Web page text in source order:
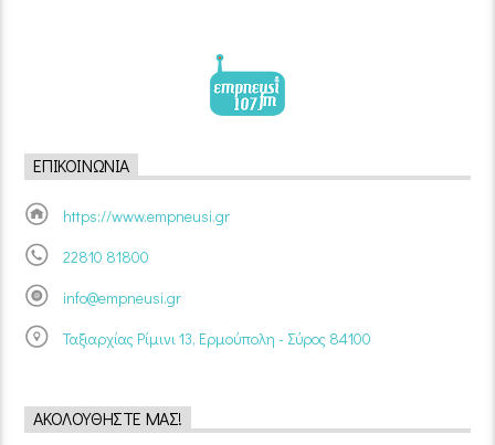
ΕΠΙΚΟΙΝΩΝΊΑ
https://www.empneusi.gr
22810 81800
info@empneusi.gr
Ταξιαρχίας Ρίμινι 13, Ερμούπολη - Σύρος 84100
ΑΚΟΛΟΥΘΉΣΤΕ ΜΑΣ!